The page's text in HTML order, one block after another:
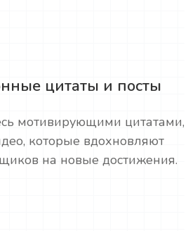
цитаты и посты
мотивирующими цитатами,
которые вдохновляют
на новые достижения.